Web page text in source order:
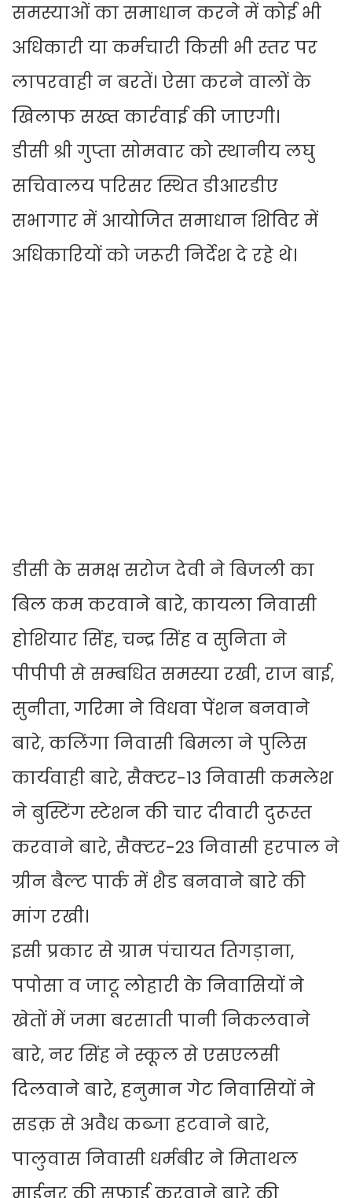
समस्याओं का समाधान करने में कोई भी
अधिकारी या कर्मचारी किसी भी स्तर पर
लापरवाही न बरतें। ऐसा करने वालों के
खिलाफ सख्त कार्रवाई की जाएगी।
डीसी श्री गुप्ता सोमवार को स्थानीय लघु
सचिवालय परिसर स्थित डीआरडीए
सभागार में आयोजित समाधान शिविर में
अधिकारियों को जरूरी निर्देश दे रहे थे।
डीसी के समक्ष सरोज देवी ने बिजली का
बिल कम करवाने बारे, कायला निवासी
होशियार सिंह, चन्द्र सिंह व सुनिता ने
पीपीपी से सम्बधित समस्या रखी, राज बाई,
सुनीता, गरिमा ने विधवा पेंशन बनवाने
बारे, कलिंगा निवासी बिमला ने पुलिस
कार्यवाही बारे, सैक्टर-13 निवासी कमलेश
ने बुस्टिंग स्टेशन की चार दीवारी दुरूस्त
करवाने बारे, सैक्टर-23 निवासी हरपाल ने
ग्रीन बैल्ट पार्क में शैड बनवाने बारे की
मांग रखी।
इसी प्रकार से ग्राम पंचायत तिगड़ाना,
पपोसा व जाटू लोहारी के निवासियों ने
खेतों में जमा बरसाती पानी निकलवाने
बारे, नर सिंह ने स्कूल से एसएलसी
दिलवाने बारे, हनुमान गेट निवासियों ने
सडक़ से अवैध कब्जा हटवाने बारे,
पालुवास निवासी धर्मबीर ने मिताथल